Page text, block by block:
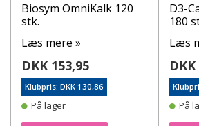
Biosym OmniKalk 120
stk.
Læs mere »
DKK 153,95
Klubpris: DKK 130,86
På lager
D3-
180
Læs
På